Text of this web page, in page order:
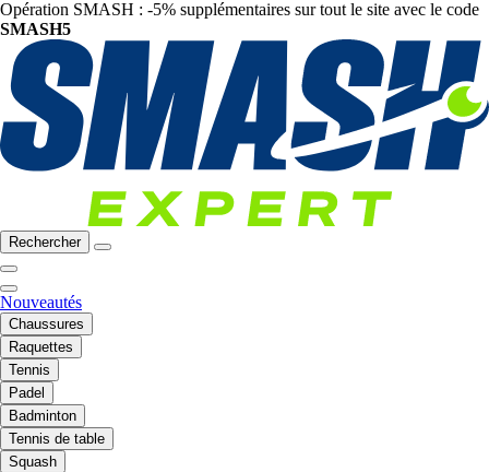
Opération SMASH : -5% supplémentaires sur tout le site avec le code
SMASH5
Rechercher
Nouveautés
Chaussures
Raquettes
Tennis
Padel
Badminton
Tennis de table
Squash